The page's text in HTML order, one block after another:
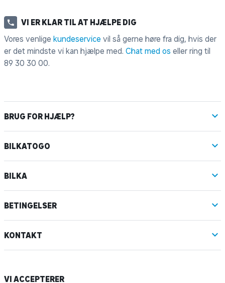
VI ER KLAR TIL AT HJÆLPE DIG
Vores venlige kundeservice vil så gerne høre fra dig, hvis der
er det mindste vi kan hjælpe med. Chat med os eller ring til
89 30 30 00.
BRUG FOR HJÆLP?
BILKATOGO
BILKA
BETINGELSER
KONTAKT
VI ACCEPTERER